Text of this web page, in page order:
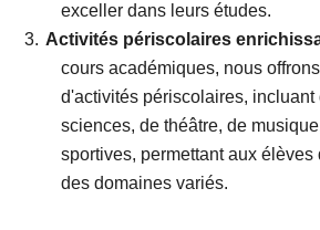
exceller dans leurs études.
Activités périscolaires
cours académiques, nous
d'activités périscolaires, incluant
sciences, de théâtre, de
sportives, permettant aux
des domaines variés.